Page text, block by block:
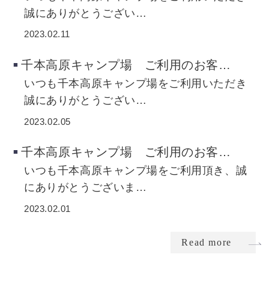
誠にありがとうござい…
2023.02.11
千本高原キャンプ場 ご利用のお客…
いつも千本高原キャンプ場をご利用いただき
誠にありがとうござい…
2023.02.05
千本高原キャンプ場 ご利用のお客…
いつも千本高原キャンプ場をご利用頂き、誠
にありがとうございま…
2023.02.01
Read more